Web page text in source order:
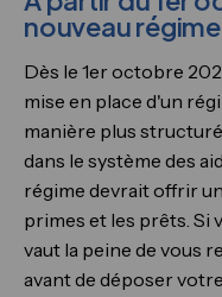
nouveau
Dès le 1er octobre
mise en place d'un
manière plus
dans le système des
régime devrait offrir
primes et les prêts. Si
vaut la peine de vous
avant de déposer